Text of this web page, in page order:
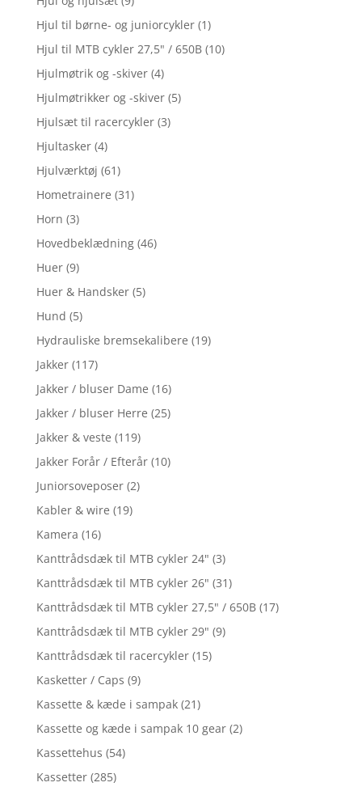
Hjul til børne- og juniorcykler (1)
Hjul til MTB cykler 27,5" / 650B (10)
Hjulmøtrik og -skiver (4)
Hjulmøtrikker og -skiver (5)
Hjulsæt til racercykler (3)
Hjultasker (4)
Hjulværktøj (61)
Hometrainere (31)
Horn (3)
Hovedbeklædning (46)
Huer (9)
Huer & Handsker (5)
Hund (5)
Hydrauliske bremsekalibere (19)
Jakker (117)
Jakker / bluser Dame (16)
Jakker / bluser Herre (25)
Jakker & veste (119)
Jakker Forår / Efterår (10)
Juniorsoveposer (2)
Kabler & wire (19)
Kamera (16)
Kanttrådsdæk til MTB cykler 24" (3)
Kanttrådsdæk til MTB cykler 26" (31)
Kanttrådsdæk til MTB cykler 27,5" / 650B (17)
Kanttrådsdæk til MTB cykler 29" (9)
Kanttrådsdæk til racercykler (15)
Kasketter / Caps (9)
Kassette & kæde i sampak (21)
Kassette og kæde i sampak 10 gear (2)
Kassettehus (54)
Kassetter (285)